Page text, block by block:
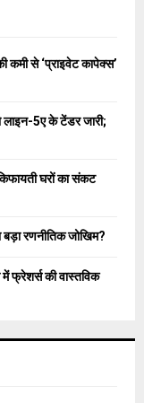
C
कमी से ‘प्राइवेट कापेक्स’
लाइन-5ए के टेंडर जारी;
घरों का संकट
बड़ा रणनीतिक जोखिम?
में फ्रेशर्स की वास्तविक